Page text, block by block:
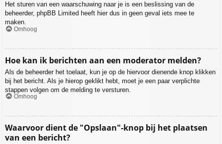
Het sturen van een waarschuwing naar je is een beslissing van de
beheerder, phpBB Limited heeft hier dus in geen geval iets mee te
maken.
Omhoog
Hoe kan ik berichten aan een moderator melden?
Als de beheerder het toelaat, kun je op de hiervoor dienende knop klikken
bij het bericht. Als je hierop geklikt hebt, moet je een paar verplichte
stappen volgen om de melding te versturen.
Omhoog
Waarvoor dient de "Opslaan"-knop bij het plaatsen
van een bericht?